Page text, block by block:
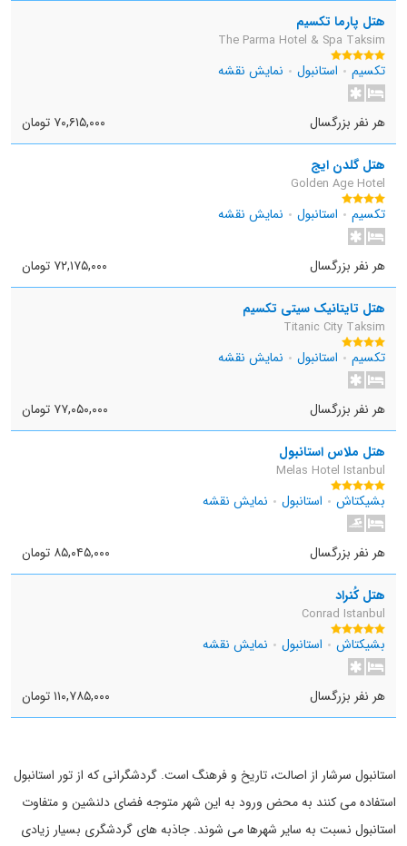
هتل پارما تکسیم
The Parma Hotel & Spa Taksim
تکسیم استانبول نمایش نقشه
هر نفر بزرگسال ۷۰,۶۱۵,۰۰۰ تومان
هتل گلدن ایج
Golden Age Hotel
تکسیم استانبول نمایش نقشه
هر نفر بزرگسال ۷۲,۱۷۵,۰۰۰ تومان
هتل تایتانیک سیتی تکسیم
Titanic City Taksim
تکسیم استانبول نمایش نقشه
هر نفر بزرگسال ۷۷,۰۵۰,۰۰۰ تومان
هتل ملاس استانبول
Melas Hotel Istanbul
بشیکتاش استانبول نمایش نقشه
هر نفر بزرگسال ۸۵,۰۴۵,۰۰۰ تومان
هتل کُنراد
Conrad Istanbul
بشیکتاش استانبول نمایش نقشه
هر نفر بزرگسال ۱۱۰,۷۸۵,۰۰۰ تومان
استانبول سرشار از اصالت، تاریخ و فرهنگ است. گردشگرانی که از تور استانبول
استفاده می کنند به محض ورود به این شهر متوجه فضای دلنشین و متفاوت
استانبول نسبت به سایر شهرها می شوند. جاذبه های گردشگری بسیار زیادی